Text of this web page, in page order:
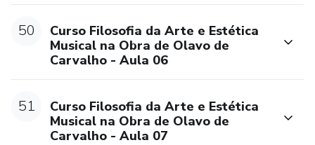
50
Curso Filosofia da Arte e Estética
Musical na Obra de Olavo de
Carvalho - Aula 06
51
Curso Filosofia da Arte e Estética
Musical na Obra de Olavo de
Carvalho - Aula 07